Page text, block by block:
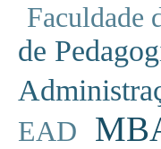
Faculdade
de
EAD